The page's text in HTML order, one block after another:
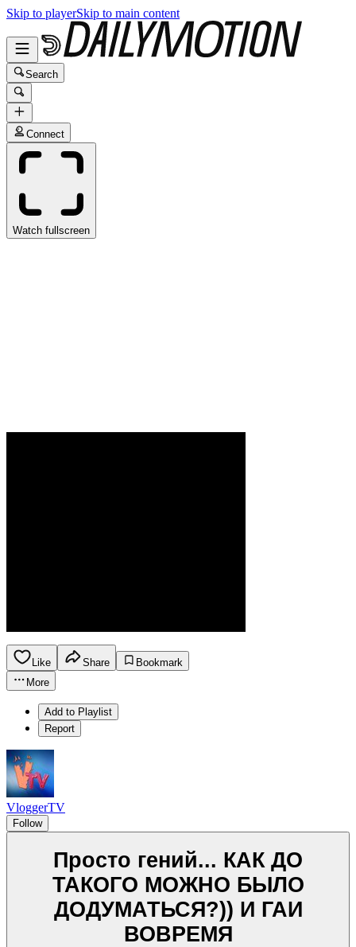
Skip to playerSkip to main content
Search
Connect
Watch fullscreen
Like Share
Bookmark
More
Add to Playlist
Report
VloggerTV
Follow
Просто гений... КАК ДО
ТАКОГО МОЖНО БЫЛО
ДОДУМАТЬСЯ?)) И ГАИ
ВОВРЕМЯ